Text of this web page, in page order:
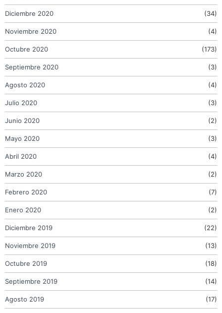
Diciembre 2020 (34)
Noviembre 2020 (4)
Octubre 2020 (173)
Septiembre 2020 (3)
Agosto 2020 (4)
Julio 2020 (3)
Junio 2020 (2)
Mayo 2020 (3)
Abril 2020 (4)
Marzo 2020 (2)
Febrero 2020 (7)
Enero 2020 (2)
Diciembre 2019 (22)
Noviembre 2019 (13)
Octubre 2019 (18)
Septiembre 2019 (14)
Agosto 2019 (17)